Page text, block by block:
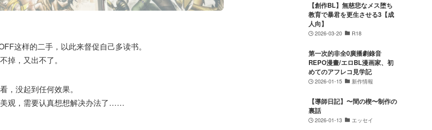
这样的二手，以此来督促自己多读书。
掉，又出不了。
，没起到任何效果。
观，需要认真想想解决办法了……
【創作BL】無慈悲なメス堕ち
教育で暴君を更生させる3【成
人向】
2026-03-20 R18
第一次的非全0廣播劇錄音
REPO漫畫/エロBL漫画家、初
めてのアフレコ見学記
2026-01-15 新作情報
【導師日記】〜間の楔〜制作の
裏話
2026-01-13 エッセイ